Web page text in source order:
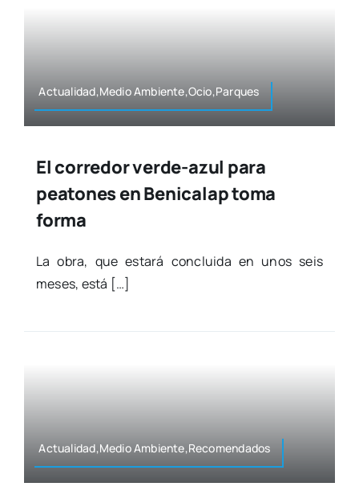
Actualidad,Medio Ambiente,Ocio,Parques
El corredor verde-azul para
peatones en Benicalap toma
forma
La obra, que esta­rá con­clui­da en unos seis
meses, está […]
Actualidad,Medio Ambiente,Recomendados